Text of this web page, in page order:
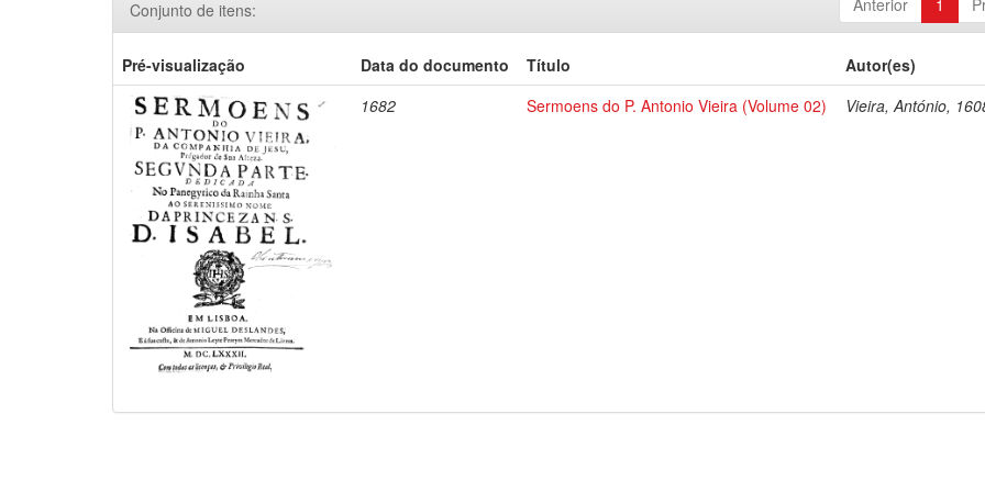
Anterior 1
Conjunto de itens:
Pré-visualização Data do documento Título
Autor(es)
1682
Sermoens do P. Antonio Vieira (Volume 02) Vieira, António,